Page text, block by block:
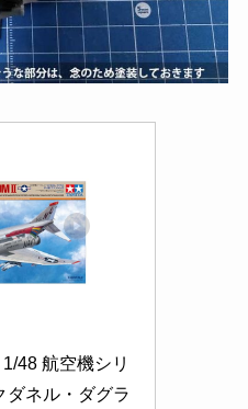
48 航空機シリ
ダネル・ダグラ